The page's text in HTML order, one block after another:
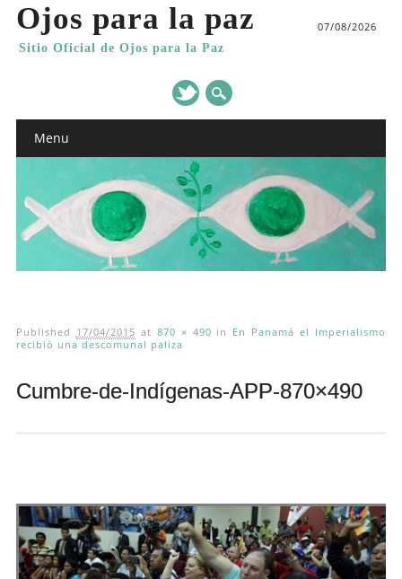
Ojos para la paz
Sitio Oficial de Ojos para la Paz
07/08/2026
Main menu
Menu
Published 17/04/2015 at 870 × 490 in En Panamá el Imperialismo
recibió una descomunal paliza
Cumbre-de-Indígenas-APP-870×490